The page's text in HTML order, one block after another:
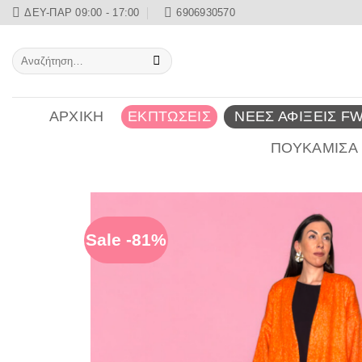
Μετάβαση
στο
περιεχόμενο
ΔΕΥ-ΠΑΡ 09:00 - 17:00 6906930570
Αναζήτηση
για:
ΑΡΧΙΚΉ ΕΚΠΤΩΣΕΙΣ ΝΈΕΣ ΑΦΊΞΕΙΣ
ΠΟΥΚΆΜΙΣΑ
Sale -81%